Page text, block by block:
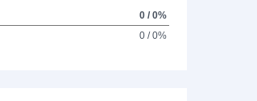
0 / 0%
0 / 0%